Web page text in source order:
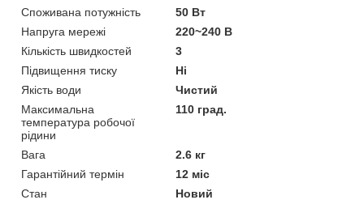
Споживана потужність
50 Вт
Напруга мережі
220~240 В
Кількість швидкостей
3
Підвищення тиску
Ні
Якість води
Чистий
Максимальна
температура робочої
рідини
110 град.
Вага
2.6 кг
Гарантійний термін
12 міс
Стан
Новий